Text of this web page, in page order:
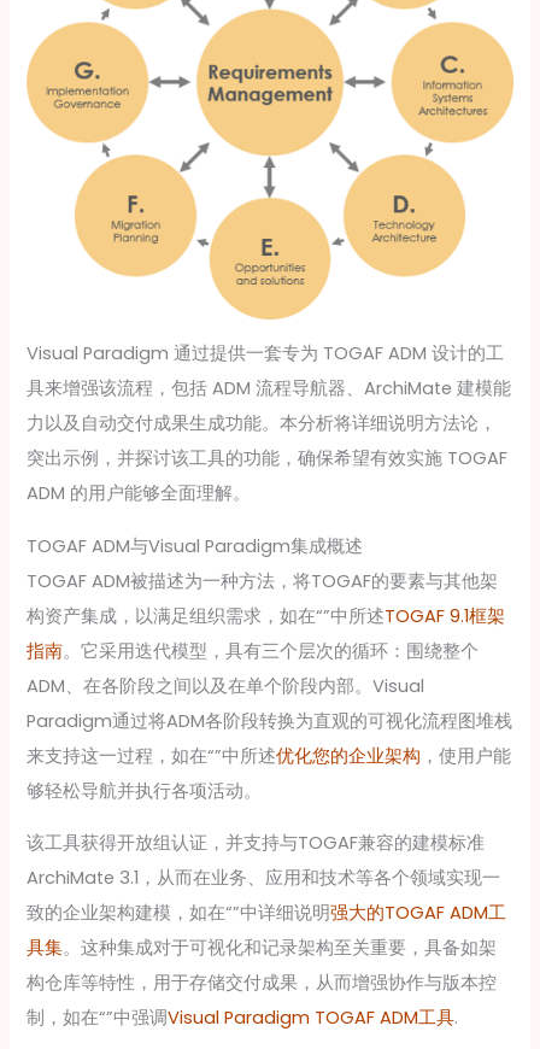
Visual Paradigm 通过提供一套专为 TOGAF ADM 设计的工
具来增强该流程，包括 ADM 流程导航器、ArchiMate 建模能
力以及自动交付成果生成功能。本分析将详细说明方法论，
突出示例，并探讨该工具的功能，确保希望有效实施 TOGAF
ADM 的用户能够全面理解。
TOGAF ADM与Visual Paradigm集成概述
TOGAF ADM被描述为一种方法，将TOGAF的要素与其他架
构资产集成，以满足组织需求，如在“”中所述TOGAF 9.1框架
指南。它采用迭代模型，具有三个层次的循环：围绕整个
ADM、在各阶段之间以及在单个阶段内部。Visual
Paradigm通过将ADM各阶段转换为直观的可视化流程图堆栈
来支持这一过程，如在“”中所述优化您的企业架构 ，使用户能
够轻松导航并执行各项活动。
该工具获得开放组认证，并支持与TOGAF兼容的建模标准
ArchiMate 3.1，从而在业务、应用和技术等各个领域实现一
致的企业架构建模，如在“”中详细说明强大的TOGAF ADM工
具集。这种集成对于可视化和记录架构至关重要，具备如架
构仓库等特性，用于存储交付成果，从而增强协作与版本控
制，如在“”中强调Visual Paradigm TOGAF ADM工具.